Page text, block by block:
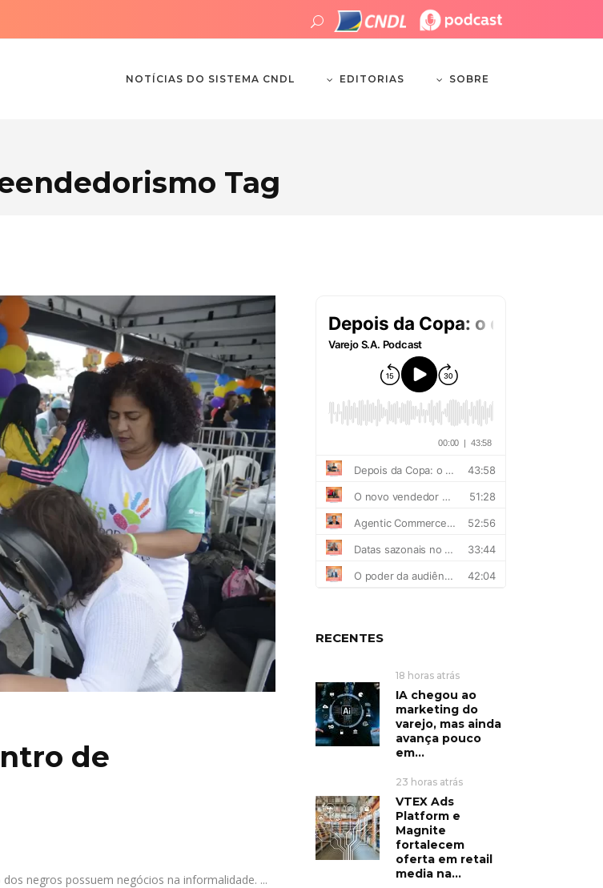
NOTÍCIAS DO SISTEMA CNDL EDITORIAS SOBRE
Tag
de
negros possuem negócios na informalidade.
RECENTES
18 horas atrás
IA chegou ao
marketing do
varejo, mas ainda
avança pouco
em...
23 horas atrás
VTEX Ads
Platform e
Magnite
fortalecem
oferta em retail
media na...